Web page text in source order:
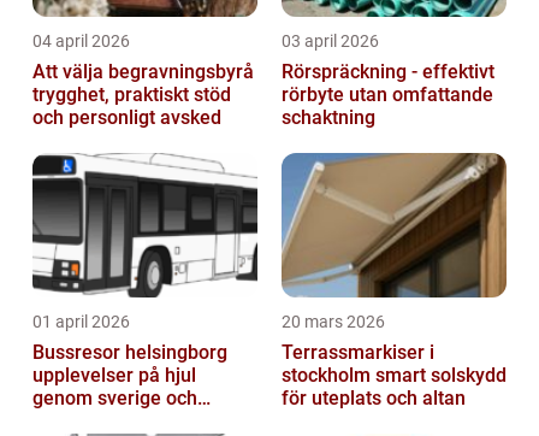
04 april 2026
Att välja begravningsbyrå
trygghet, praktiskt stöd
och personligt avsked
03 april 2026
Rörspräckning - effektivt
rörbyte utan omfattande
schaktning
01 april 2026
Bussresor helsingborg
upplevelser på hjul
genom sverige och
20 mars 2026
Terrassmarkiser i
stockholm smart solskydd
för uteplats och altan